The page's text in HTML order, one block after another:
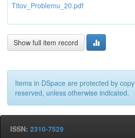
Titov_Problemu_20.pdf
Show full item record
Items in DSpace are protected by
reserved, unless otherwise indicated.
ISSN: 2310-7529